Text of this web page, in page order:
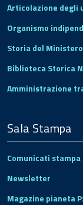
Articolazione degli
Organismo
Storia del Ministero
Biblioteca Storica
Amministrazione
Sala Stampa
Comunicati stampa
Newsletter
Magazine pianeta